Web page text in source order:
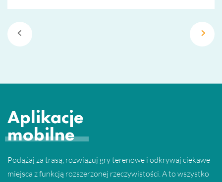
Aplikacje
mobilne
Podążaj za trasą, rozwiązuj gry terenowe i odkrywaj ciekawe
miejsca z funkcją rozszerzonej rzeczywistości. A to wszystko